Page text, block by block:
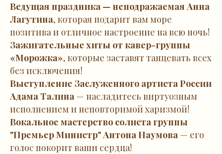
Ведущая праздника — неподражаемая Анна
Лагутина, которая подарит вам море
позитива и отличное настроение на всю ночь!
Зажигательные хиты от кавер-группы
«Морожка», которые заставят танцевать всех
без исключения!
Выступление Заслуженного артиста России
Адама Талина — насладитесь виртуозным
исполнением и неповторимой харизмой!
Вокальное мастерство солиста группы
"Премьер Министр" Антона Наумова — его
голос покорит ваши сердца!